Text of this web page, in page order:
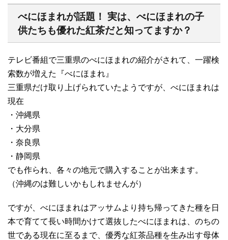
べにほまれが話題！ 実は、べにほまれの子
供たちも優れた紅茶だと知ってますか？
テレビ番組で三重県のべにほまれの紹介がされて、一躍検
索数が増えた『べにほまれ』
三重県だけ取り上げられていたようですが、べにほまれは
現在
・沖縄県
・大分県
・奈良県
・静岡県
でも作られ、各々の地元で購入することが出来ます。
（沖縄のは難しいかもしれませんが）
ですが、べにほまれはアッサムより持ち帰ってきた種を日
本で育てて長い時間かけて選抜したべにほまれは、のちの
世である現在に至るまで、優秀な紅茶品種を生み出す母体